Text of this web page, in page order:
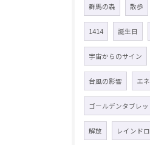
群馬の森 散歩
1414 誕生日
宇宙からのサイン
台風の影響 エ
ゴールデンタブレ
解放 レインド